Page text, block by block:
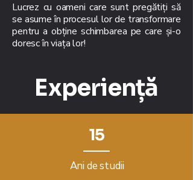
Lucrez cu oameni care sunt pregătiți să
se asume în procesul lor de transformare
pentru a obține schimbarea pe care și-o
doresc în viața lor!
Experiență
15
Ani de studii